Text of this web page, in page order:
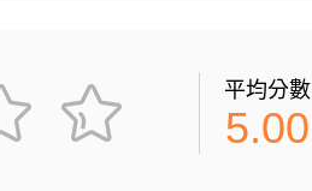
平均分數
5.00